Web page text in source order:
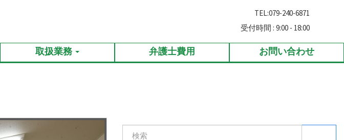
TEL:079-240-6871
受付時間 : 9:00 - 18:00
取扱業務 弁護士費用 お問い合わせ